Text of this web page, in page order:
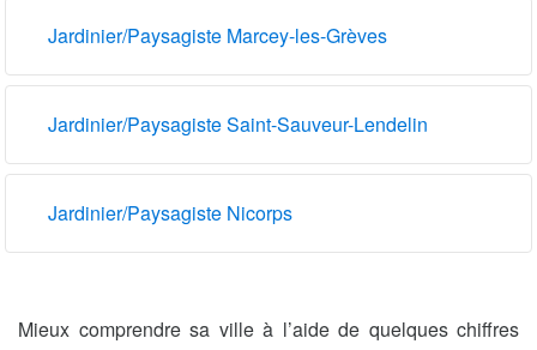
Jardinier/Paysagiste Marcey-les-Grèves
Jardinier/Paysagiste Saint-Sauveur-Lendelin
Jardinier/Paysagiste Nicorps
Mieux comprendre sa ville à l’aide de quelques chiffres